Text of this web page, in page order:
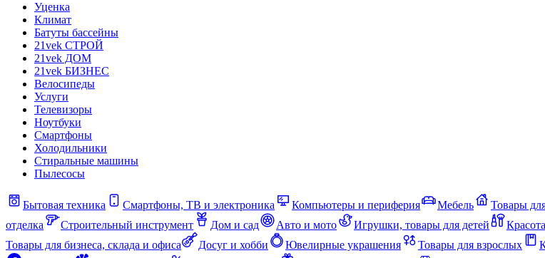
Уценка
Климат
Батуты бассейны
21vek СТРОЙ
21vek ДОМ
21vek БИЗНЕС
Велосипеды
Услуги
Телевизоры
Ноутбуки
Смартфоны
Холодильники
Стиральные машины
Пылесосы
Бытовая техника Смартфоны, ТВ и электроника Компьютеры и периферия Мебель Товары
отделка
Строительный инструмент Дом и сад Авто и мото Игрушки, товары для детей
Товары для бизнеса, склада и офиса
Досуг и хобби Ювелирные украшения Товары для взрослых